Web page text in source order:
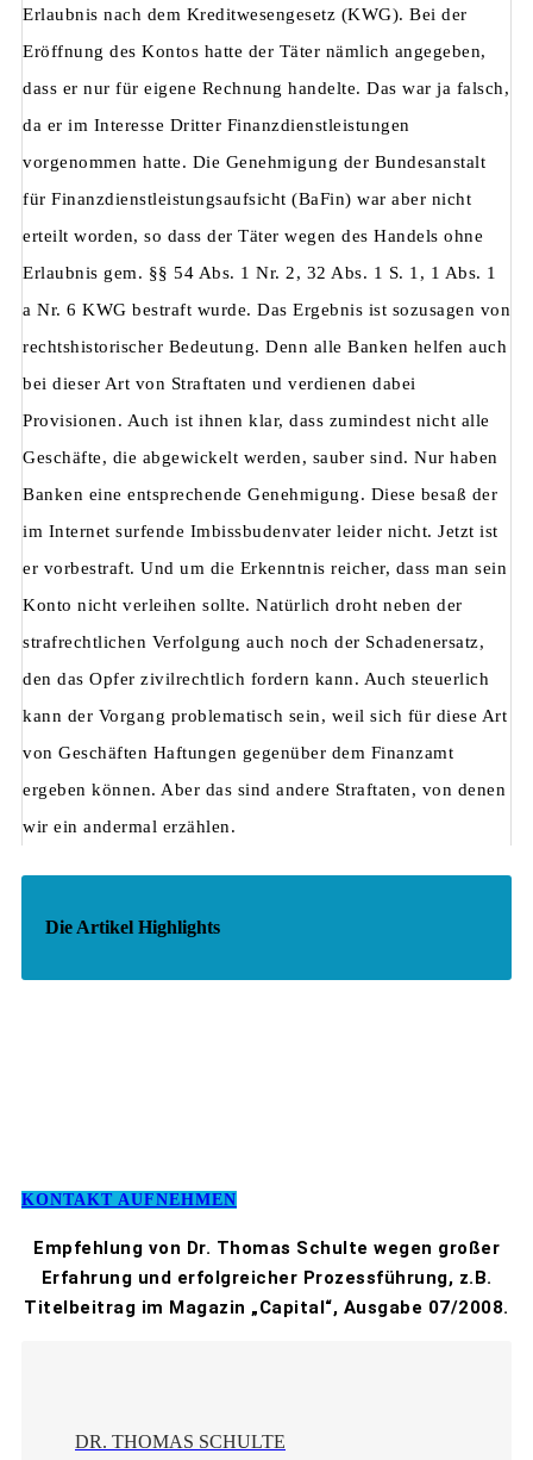
Erlaubnis nach dem Kreditwesengesetz (KWG). Bei der
Eröffnung des Kontos hatte der Täter nämlich angegeben,
dass er nur für eigene Rechnung handelte. Das war ja falsch,
da er im Interesse Dritter Finanzdienstleistungen
vorgenommen hatte. Die Genehmigung der Bundesanstalt
für Finanzdienstleistungsaufsicht (BaFin) war aber nicht
erteilt worden, so dass der Täter wegen des Handels ohne
Erlaubnis gem. §§ 54 Abs. 1 Nr. 2, 32 Abs. 1 S. 1, 1 Abs. 1
a Nr. 6 KWG bestraft wurde. Das Ergebnis ist sozusagen von
rechtshistorischer Bedeutung. Denn alle Banken helfen auch
bei dieser Art von Straftaten und verdienen dabei
Provisionen. Auch ist ihnen klar, dass zumindest nicht alle
Geschäfte, die abgewickelt werden, sauber sind. Nur haben
Banken eine entsprechende Genehmigung. Diese besaß der
im Internet surfende Imbissbudenvater leider nicht. Jetzt ist
er vorbestraft. Und um die Erkenntnis reicher, dass man sein
Konto nicht verleihen sollte. Natürlich droht neben der
strafrechtlichen Verfolgung auch noch der Schadenersatz,
den das Opfer zivilrechtlich fordern kann. Auch steuerlich
kann der Vorgang problematisch sein, weil sich für diese Art
von Geschäften Haftungen gegenüber dem Finanzamt
ergeben können. Aber das sind andere Straftaten, von denen
wir ein andermal erzählen.
Die Artikel Highlights
KONTAKT AUFNEHMEN
Empfehlung von Dr. Thomas Schulte wegen großer
Erfahrung und erfolgreicher Prozessführung, z.B.
Titelbeitrag im Magazin „Capital“, Ausgabe 07/2008.
DR. THOMAS SCHULTE